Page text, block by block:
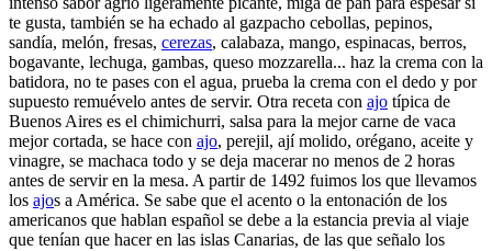
te gusta, también se ha echado al gazpacho cebollas, pepinos,
sandía, melón, fresas, cerezas, calabaza, mango, espinacas, berros,
bogavante, lechuga, gambas, queso mozzarella... haz la crema con la
batidora, no te pases con el agua, prueba la crema con el dedo y por
supuesto remuévelo antes de servir. Otra receta con ajo típica de
Buenos Aires es el chimichurri, salsa para la mejor carne de vaca
mejor cortada, se hace con ajo, perejil, ají molido, orégano, aceite y
vinagre, se machaca todo y se deja macerar no menos de 2 horas
antes de servir en la mesa. A partir de 1492 fuimos los que llevamos
los ajos a América. Se sabe que el acento o la entonación de los
americanos que hablan español se debe a la estancia previa al viaje
que tenían que hacer en las islas Canarias, de las que señalo los